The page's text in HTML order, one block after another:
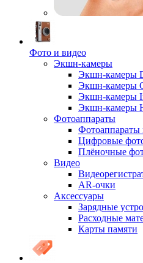
Фото и видео
Экшн-камеры
Экшн-камеры
Экшн-камеры
Экшн-камеры
Экшн-камеры
Фотоаппараты
Фотоаппараты
Цифровые
Плёночные
Видео
AR-очки
Аксессуары
Зарядные
Расходные
Карты памяти